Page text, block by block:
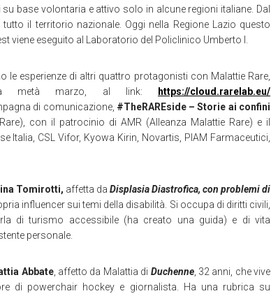
base volontaria e attivo solo in alcune regioni italiane. Dal
il territorio nazionale. Oggi nella Regione Lazio questo
viene eseguito al Laboratorio del Policlinico Umberto I.
le esperienze di altri quattro protagonisti con Malattie Rare,
a metà marzo, al link:
https://cloud.rarelab.eu/
di comunicazione, #TheRAREside – Storie ai confini
con il patrocinio di AMR (Alleanza Malattie Rare) e il
Italia, CSL Vifor, Kyowa Kirin, Novartis, PIAM Farmaceutici,
Tomirotti, affetta da Displasia Diastrofica, con problemi di
influencer sui temi della disabilità. Si occupa di diritti civili,
di turismo accessibile (ha creato una guida) e di vita
personale.
Abbate, affetto da Malattia di Duchenne, 32 anni, che vive
di powerchair hockey e giornalista. Ha una rubrica su